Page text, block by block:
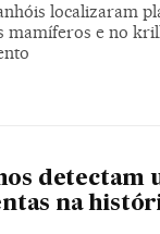
localizaram
mamíferos e no
detectam
na